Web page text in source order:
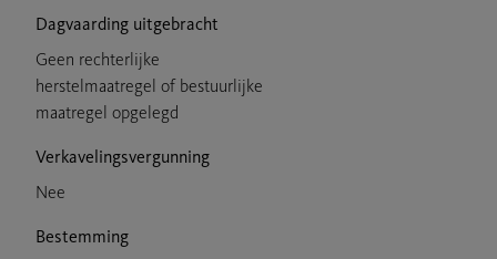
Dagvaarding uitgebracht
Geen rechterlijke
herstelmaatregel of bestuurlijke
maatregel opgelegd
Verkavelingsvergunning
Nee
Bestemming